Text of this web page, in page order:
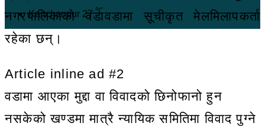
Kanchanpur 27℃
नगरपालिकाको वडावडामा सूचीकृत मेलमिलापकर्ता
रहेका छन्।
Article inline ad #2
वडामा आएका मुद्दा वा विवादको छिनोफानो हुन
नसकेको खण्डमा मात्रै न्यायिक समितिमा विवाद पुग्ने